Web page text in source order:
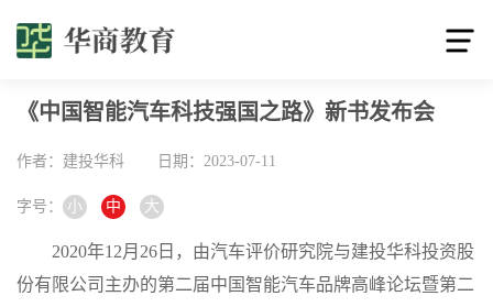
《中国智能汽车科技强国之路》新书发布会
作者：建投华科 日期：2023-07-11
字号： 小 中 大
2020年12月26日，由汽车评价研究院与建投华科投资股
份有限公司主办的第二届中国智能汽车品牌高峰论坛暨第二